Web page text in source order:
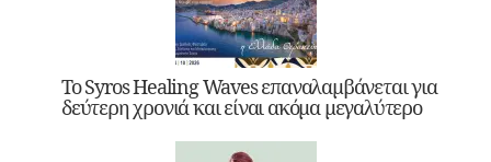
Το Syros Healing Waves επαναλαμβάνεται για
δεύτερη χρονιά και είναι ακόμα μεγαλύτερο